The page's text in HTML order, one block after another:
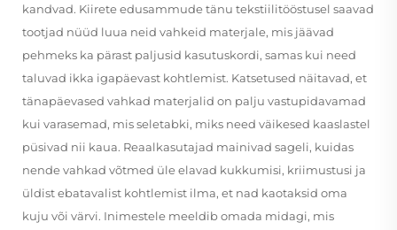
kandvad. Kiirete edusammude tänu tekstiilitööstusel saavad
tootjad nüüd luua neid vahkeid materjale, mis jäävad
pehmeks ka pärast paljusid kasutuskordi, samas kui need
taluvad ikka igapäevast kohtlemist. Katsetused näitavad, et
tänapäevased vahkad materjalid on palju vastupidavamad
kui varasemad, mis seletabki, miks need väikesed kaaslastel
püsivad nii kaua. Reaalkasutajad mainivad sageli, kuidas
nende vahkad võtmed üle elavad kukkumisi, kriimustusi ja
üldist ebatavalist kohtlemist ilma, et nad kaotaksid oma
kuju või värvi. Inimestele meeldib omada midagi, mis